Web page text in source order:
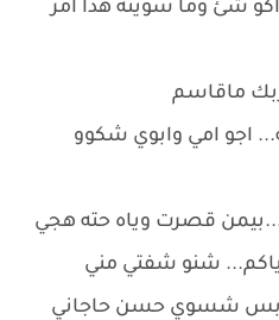
شئ وما سويته هذا امر
ماقاسم
اجو امي وابوي شكوو
قصرت وياه حته هجي
بس شسوي حسن حاجاني